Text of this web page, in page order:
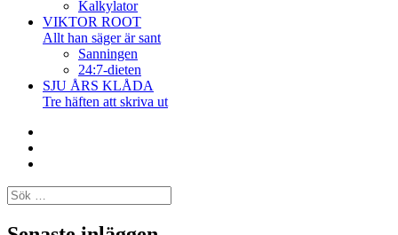
Kalkylator
VIKTOR ROOT
Allt han säger är sant
Sanningen
24:7-dieten
SJU ÅRS KLÅDA
Tre häften att skriva ut
Sök
efter: